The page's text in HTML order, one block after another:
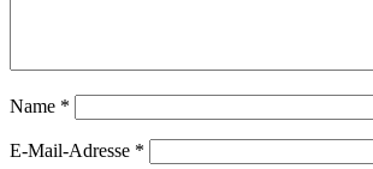
Name *
E-Mail-Adresse *